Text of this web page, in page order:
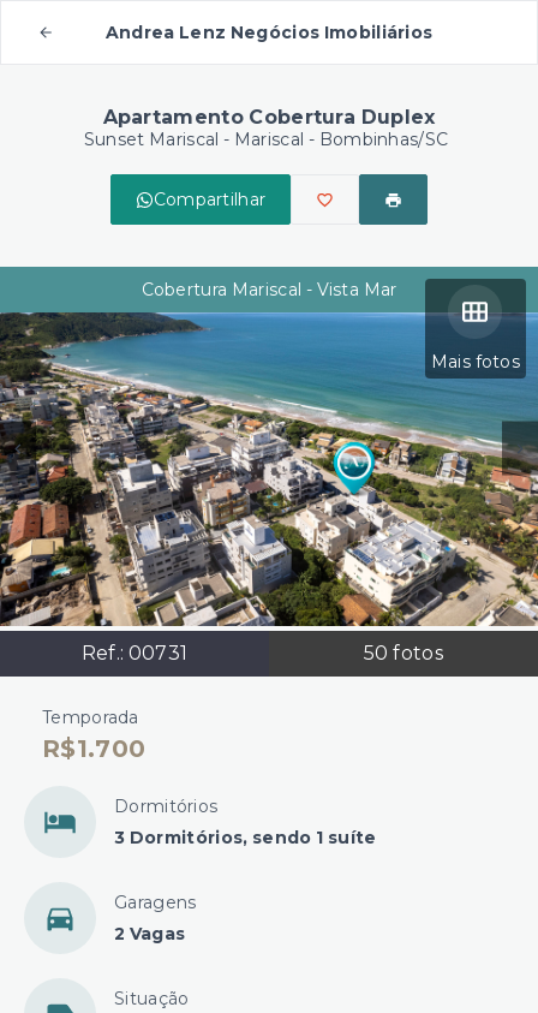
Andrea Lenz Negócios Imobiliários
Apartamento Cobertura Duplex
Sunset Mariscal - Mariscal - Bombinhas/SC
Compartilhar
Mais fotos
Ref.: 00731 50 fotos
Cobertura Mariscal - Vista Mar
Temporada
R$1.700
Dormitórios
3 Dormitórios, sendo 1 suíte
Garagens
2 Vagas
Situação